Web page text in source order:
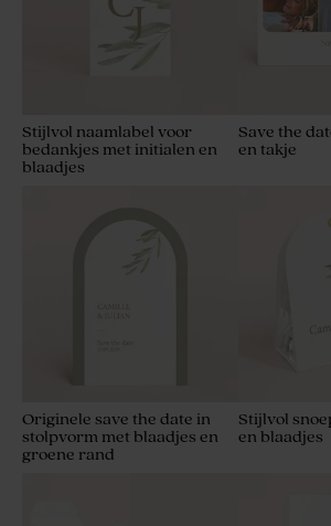
Stijlvol naamlabel voor
bedankjes met initialen en
blaadjes
Save the
en takje
Originele save the date in
stolpvorm met blaadjes en
groene rand
Stijlvol
en blaadjes